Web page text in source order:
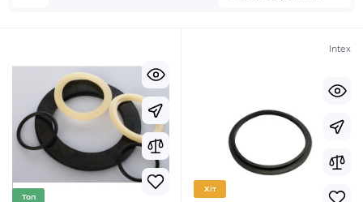
Топ
Intex
Хіт